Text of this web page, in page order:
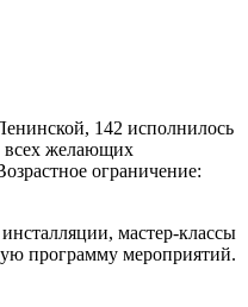
142 исполнилось
всех желающих
ограничение:
мастер-классы
программу мероприятий.